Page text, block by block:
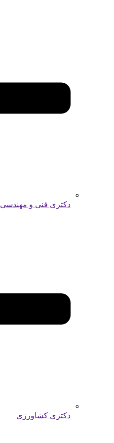
دکتری فنی و مهندسی
دکتری کشاورزی